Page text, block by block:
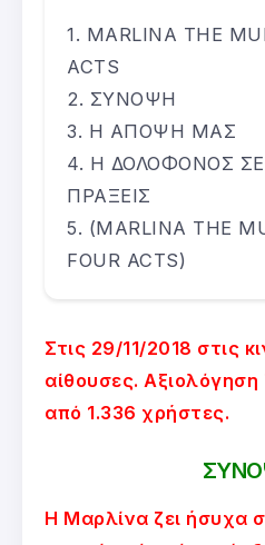
MARLINA THE
ACTS
ΣΥΝΟΨΗ
Η ΑΠΟΨΗ ΜΑΣ
Η ΔΟΛΟΦΟΝΟΣ ΣΕ
ΠΡΑΞΕΙΣ
(MARLINA THE
FOUR ACTS)
Στις 29/11/2018 στις
αίθουσες.
από 1.336 χρήστες.
Η Μαρλίνα ζει ήσυχα